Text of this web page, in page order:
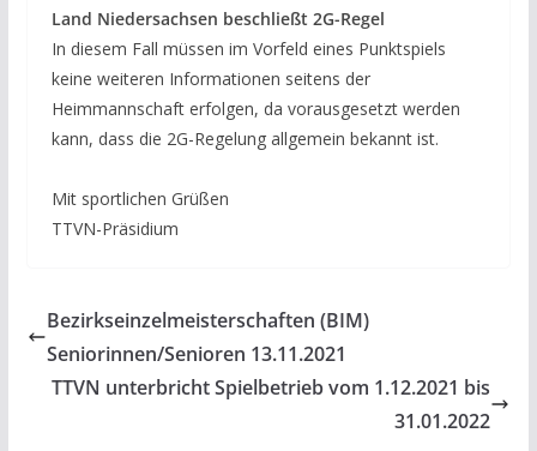
Land Niedersachsen beschließt 2G-Regel
In diesem Fall müssen im Vorfeld eines Punktspiels
keine weiteren Informationen seitens der
Heimmannschaft erfolgen, da vorausgesetzt werden
kann, dass die 2G-Regelung allgemein bekannt ist.
Mit sportlichen Grüßen
TTVN-Präsidium
Bezirkseinzelmeisterschaften (BIM)
Seniorinnen/Senioren 13.11.2021
TTVN unterbricht Spielbetrieb vom 1.12.2021 bis
31.01.2022